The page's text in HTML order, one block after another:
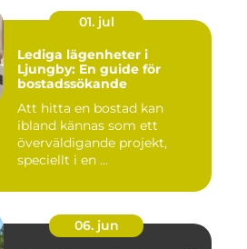
01. jul
Lediga lägenheter i
Ljungby: En guide för
bostadssökande
Att hitta en bostad kan
ibland kännas som ett
överväldigande projekt,
speciellt i en ...
06. jun